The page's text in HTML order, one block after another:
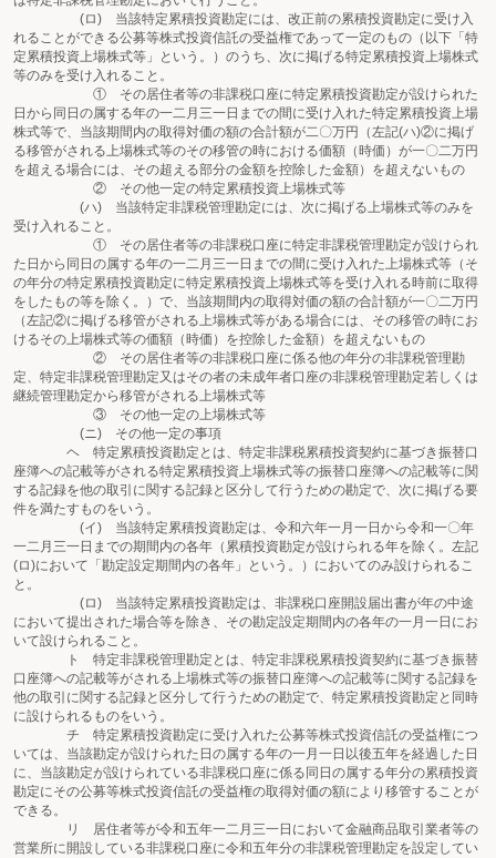
(ロ) 当該特定累積投資勘定には、改正前の累積投資勘定に受け入
れることができる公募等株式投資信託の受益権であって一定のもの（以下「特
定累積投資上場株式等」という。）のうち、次に掲げる特定累積投資上場株式
等のみを受け入れること。
① その居住者等の非課税口座に特定累積投資勘定が設けられた
日から同日の属する年の一二月三一日までの間に受け入れた特定累積投資上場
株式等で、当該期間内の取得対価の額の合計額が二〇万円（左記(ハ)②に掲げ
る移管がされる上場株式等のその移管の時における価額（時価）が一〇二万円
を超える場合には、その超える部分の金額を控除した金額）を超えないもの
② その他一定の特定累積投資上場株式等
(ハ) 当該特定非課税管理勘定には、次に掲げる上場株式等のみを
受け入れること。
① その居住者等の非課税口座に特定非課税管理勘定が設けられ
た日から同日の属する年の一二月三一日までの間に受け入れた上場株式等（そ
の年分の特定累積投資勘定に特定累積投資上場株式等を受け入れる時前に取得
をしたもの等を除く。）で、当該期間内の取得対価の額の合計額が一〇二万円
（左記②に掲げる移管がされる上場株式等がある場合には、その移管の時にお
けるその上場株式等の価額（時価）を控除した金額）を超えないもの
② その居住者等の非課税口座に係る他の年分の非課税管理勘
定、特定非課税管理勘定又はその者の未成年者口座の非課税管理勘定若しくは
継続管理勘定から移管がされる上場株式等
③ その他一定の上場株式等
(ニ) その他一定の事項
ヘ 特定累積投資勘定とは、特定非課税累積投資契約に基づき振替口
座簿への記載等がされる特定累積投資上場株式等の振替口座簿への記載等に関
する記録を他の取引に関する記録と区分して行うための勘定で、次に掲げる要
件を満たすものをいう。
(イ) 当該特定累積投資勘定は、令和六年一月一日から令和一〇年
一二月三一日までの期間内の各年（累積投資勘定が設けられる年を除く。左記
(ロ)において「勘定設定期間内の各年」という。）においてのみ設けられるこ
と。
(ロ) 当該特定累積投資勘定は、非課税口座開設届出書が年の中途
において提出された場合等を除き、その勘定設定期間内の各年の一月一日にお
いて設けられること。
ト 特定非課税管理勘定とは、特定非課税累積投資契約に基づき振替
口座簿への記載等がされる上場株式等の振替口座簿への記載等に関する記録を
他の取引に関する記録と区分して行うための勘定で、特定累積投資勘定と同時
に設けられるものをいう。
チ 特定累積投資勘定に受け入れた公募等株式投資信託の受益権につ
いては、当該勘定が設けられた日の属する年の一月一日以後五年を経過した日
に、当該勘定が設けられている非課税口座に係る同日の属する年分の累積投資
勘定にその公募等株式投資信託の受益権の取得対価の額により移管することが
できる。
リ 居住者等が令和五年一二月三一日において金融商品取引業者等の
営業所に開設している非課税口座に令和五年分の非課税管理勘定を設定してい